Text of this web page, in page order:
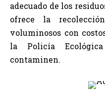
adecuado de los
ofrece la
voluminosos con
la Policía
contaminen.